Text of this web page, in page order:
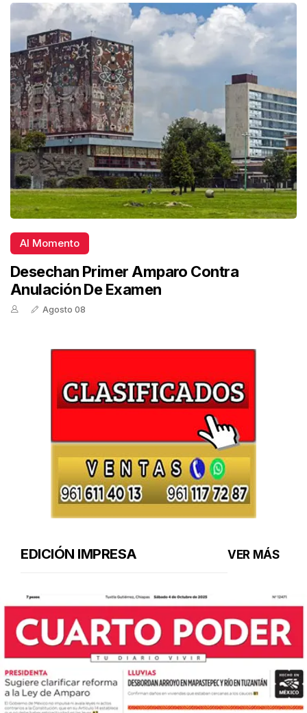
Al Momento
Desechan Primer Amparo Contra
Anulación De Examen
Agosto 08
EDICIÓN IMPRESA VER MÁS